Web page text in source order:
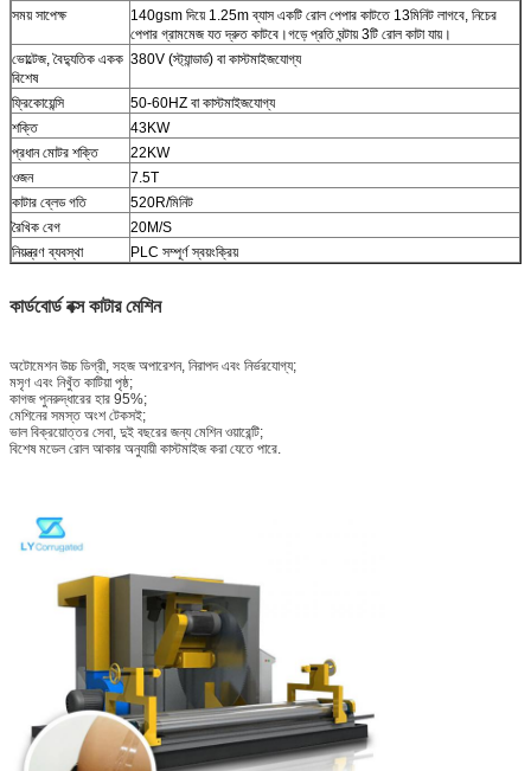
সময় সাপেক্ষ
140gsm দিয়ে 1.25m ব্যাস একটি রোল পেপার কাটতে 13মিনিট লাগবে, নিচের
পেপার গ্রামমেজ যত দ্রুত কাটবে।গড়ে প্রতি ঘন্টায় 3টি রোল কাটা যায়।
ভোল্টেজ, বৈদ্যুতিক একক
বিশেষ
380V (স্ট্যান্ডার্ড) বা কাস্টমাইজযোগ্য
ফ্রিকোয়েন্সি
50-60HZ বা কাস্টমাইজযোগ্য
শক্তি
43KW
প্রধান মোটর শক্তি
22KW
ওজন
7.5T
কাটার ব্লেড গতি
520R/মিনিট
রৈখিক বেগ
20M/S
নিয়ন্ত্রণ ব্যবস্থা
PLC সম্পূর্ণ স্বয়ংক্রিয়
কার্ডবোর্ড বক্স কাটার মেশিন
অটোমেশন উচ্চ ডিগ্রী, সহজ অপারেশন, নিরাপদ এবং নির্ভরযোগ্য;
মসৃণ এবং নিখুঁত কাটিয়া পৃষ্ঠ;
কাগজ পুনরুদ্ধারের হার 95%;
মেশিনের সমস্ত অংশ টেকসই;
ভাল বিক্রয়োত্তর সেবা, দুই বছরের জন্য মেশিন ওয়ারেন্টি;
বিশেষ মডেল রোল আকার অনুযায়ী কাস্টমাইজ করা যেতে পারে.